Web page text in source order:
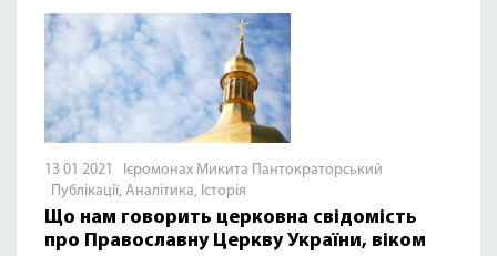
13 01 2021 Ієромонах Микита Пантократорський
Публікації, Аналітика, Історія
Що нам говорить церковна свідомість
про Православну Церкву України, віком